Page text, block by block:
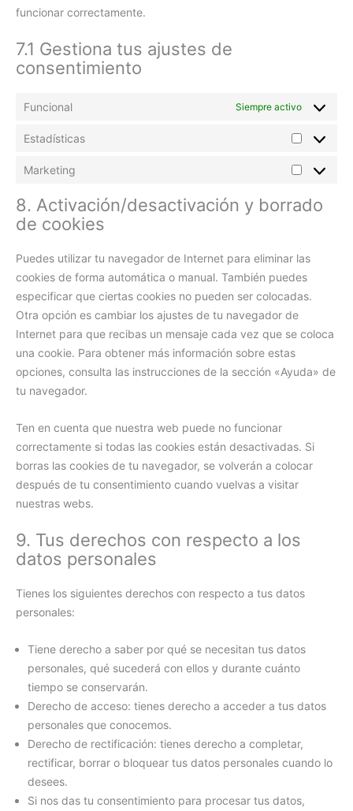
funcionar correctamente.
7.1 Gestiona tus ajustes de
consentimiento
Funcional Siempre activo
Estadísticas
Marketing
8. Activación/desactivación y borrado
de cookies
Puedes utilizar tu navegador de Internet para eliminar las
cookies de forma automática o manual. También puedes
especificar que ciertas cookies no pueden ser colocadas.
Otra opción es cambiar los ajustes de tu navegador de
Internet para que recibas un mensaje cada vez que se coloca
una cookie. Para obtener más información sobre estas
opciones, consulta las instrucciones de la sección «Ayuda» de
tu navegador.
Ten en cuenta que nuestra web puede no funcionar
correctamente si todas las cookies están desactivadas. Si
borras las cookies de tu navegador, se volverán a colocar
después de tu consentimiento cuando vuelvas a visitar
nuestras webs.
9. Tus derechos con respecto a los
datos personales
Tienes los siguientes derechos con respecto a tus datos
personales:
Tiene derecho a saber por qué se necesitan tus datos
personales, qué sucederá con ellos y durante cuánto
tiempo se conservarán.
Derecho de acceso: tienes derecho a acceder a tus datos
personales que conocemos.
Derecho de rectificación: tienes derecho a completar,
rectificar, borrar o bloquear tus datos personales cuando lo
desees.
Si nos das tu consentimiento para procesar tus datos,